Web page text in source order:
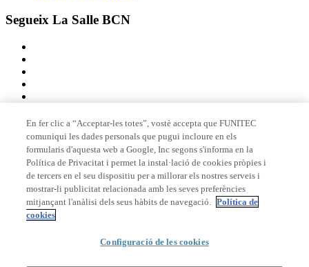
Segueix La Salle BCN
Membre de
Acreditacions
© 2026 La Salle Campus Barcelona - URL |Avís legal
En fer clic a “Acceptar-les totes”, vostè accepta que FUNITEC
comuniqui les dades personals que pugui incloure en els
formularis d'aquesta web a Google, Inc segons s'informa en la
Política de Privacitat i permet la instal·lació de cookies pròpies i
de tercers en el seu dispositiu per a millorar els nostres serveis i
mostrar-li publicitat relacionada amb les seves preferències
mitjançant l'anàlisi dels seus hàbits de navegació. Política de
cookies
Configuració de les cookies